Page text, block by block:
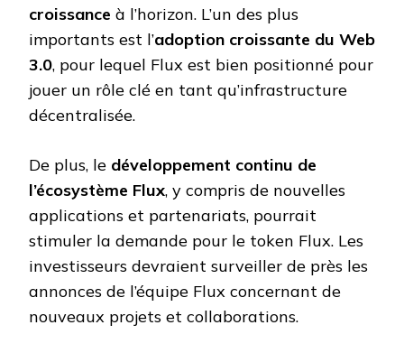
croissance à l’horizon. L’un des plus
importants est l’adoption croissante du Web
3.0, pour lequel Flux est bien positionné pour
jouer un rôle clé en tant qu’infrastructure
décentralisée.
De plus, le développement continu de
l’écosystème Flux, y compris de nouvelles
applications et partenariats, pourrait
stimuler la demande pour le token Flux. Les
investisseurs devraient surveiller de près les
annonces de l’équipe Flux concernant de
nouveaux projets et collaborations.